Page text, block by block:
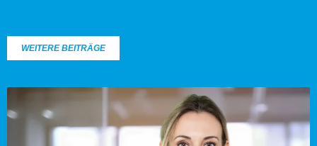
WEITERE BEITRÄGE